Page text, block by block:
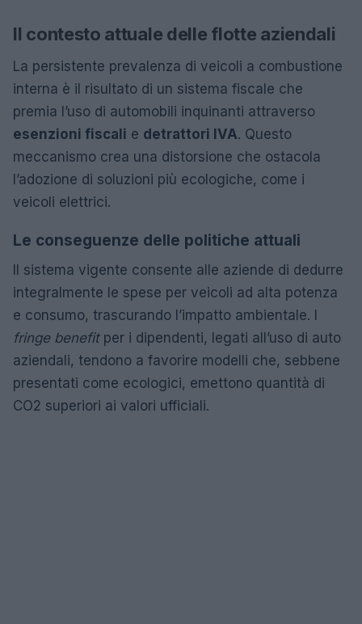
Il contesto attuale delle flotte aziendali
La persistente prevalenza di veicoli a combustione
interna è il risultato di un sistema fiscale che
premia l’uso di automobili inquinanti attraverso
esenzioni fiscali e detrattori IVA. Questo
meccanismo crea una distorsione che ostacola
l’adozione di soluzioni più ecologiche, come i
veicoli elettrici.
Le conseguenze delle politiche attuali
Il sistema vigente consente alle aziende di dedurre
integralmente le spese per veicoli ad alta potenza
e consumo, trascurando l’impatto ambientale. I
fringe benefitper i dipendenti, legati all’uso di auto
aziendali, tendono a favorire modelli che, sebbene
presentati come ecologici, emettono quantità di
CO2 superiori ai valori ufficiali.